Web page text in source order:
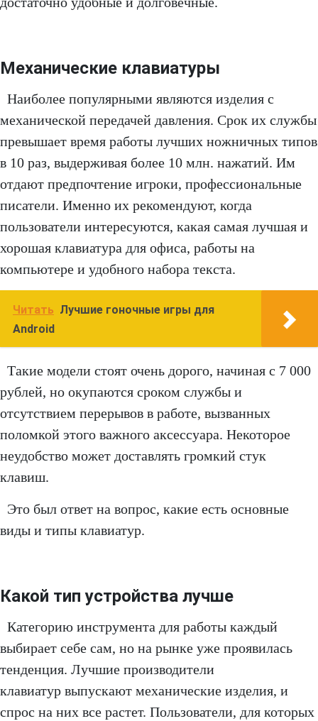
Механические клавиатуры
Наиболее популярными являются изделия с
механической передачей давления. Срок их службы
превышает время работы лучших ножничных типов
в 10 раз, выдерживая более 10 млн. нажатий. Им
отдают предпочтение игроки, профессиональные
писатели. Именно их рекомендуют, когда
пользователи интересуются, какая самая лучшая и
хорошая клавиатура для офиса, работы на
компьютере и удобного набора текста.
Читать Лучшие гоночные игры для
Android
Такие модели стоят очень дорого, начиная с 7 000
рублей, но окупаются сроком службы и
отсутствием перерывов в работе, вызванных
поломкой этого важного аксессуара. Некоторое
неудобство может доставлять громкий стук
клавиш.
Это был ответ на вопрос, какие есть основные
виды и типы клавиатур.
Какой тип устройства лучше
Категорию инструмента для работы каждый
выбирает себе сам, но на рынке уже проявилась
тенденция. Лучшие производители
клавиатур выпускают механические изделия, и
спрос на них все растет. Пользователи, для которых